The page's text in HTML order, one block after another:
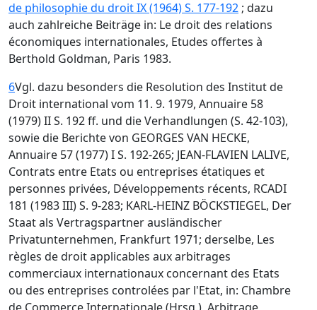
de philosophie du droit IX (1964) S. 177-192 ; dazu
auch zahlreiche Beiträge in: Le droit des relations
économiques internationales, Etudes offertes à
Berthold Goldman, Paris 1983.
6Vgl. dazu besonders die Resolution des Institut de
Droit international vom 11. 9. 1979, Annuaire 58
(1979) II S. 192 ff. und die Verhandlungen (S. 42-103),
sowie die Berichte von GEORGES VAN HECKE,
Annuaire 57 (1977) I S. 192-265; JEAN-FLAVIEN LALIVE,
Contrats entre Etats ou entreprises étatiques et
personnes privées, Développements récents, RCADI
181 (1983 III) S. 9-283; KARL-HEINZ BÖCKSTIEGEL, Der
Staat als Vertragspartner ausländischer
Privatunternehmen, Frankfurt 1971; derselbe, Les
règles de droit applicables aux arbitrages
commerciaux internationaux concernant des Etats
ou des entreprises controlées par l'Etat, in: Chambre